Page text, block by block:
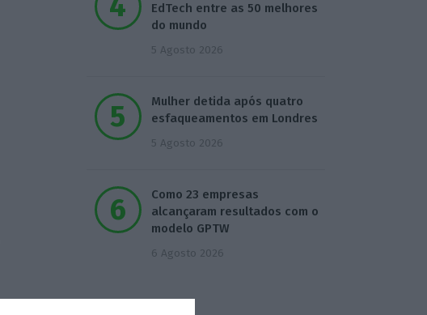
EdTech entre as 50 melhores
do mundo
5 Agosto 2026
Mulher detida após quatro
esfaqueamentos em Londres
5 Agosto 2026
Como 23 empresas
alcançaram resultados com o
modelo GPTW
6 Agosto 2026